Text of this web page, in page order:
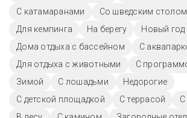
С катамаранами
Со шведским столом
Для кемпинга
На берегу
Новый год
Дома отдыха с бассейном
С
Для отдыха с животными
С
Зимой
С лошадьми
Недорогие
С детской площадкой
С террасой
С